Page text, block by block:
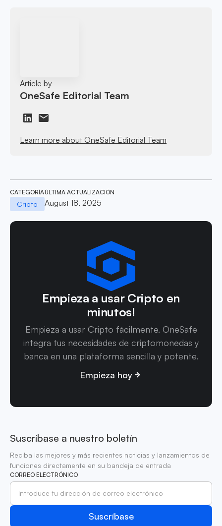
Article by
OneSafe Editorial Team
Learn more about OneSafe Editorial Team
CATEGORÍA
Cripto
ÚLTIMA ACTUALIZACIÓN
August 18, 2025
Empieza a usar Cripto en
minutos!
Empieza a usar Cripto fácilmente. OneSafe
integra tus necesidades de criptomonedas y
banca en una plataforma sencilla y potente.
Empieza hoy
Suscríbase a nuestro boletín
Reciba las mejores y más recientes noticias y lanzamientos de
funciones directamente en su bandeja de entrada
CORREO ELECTRÓNICO